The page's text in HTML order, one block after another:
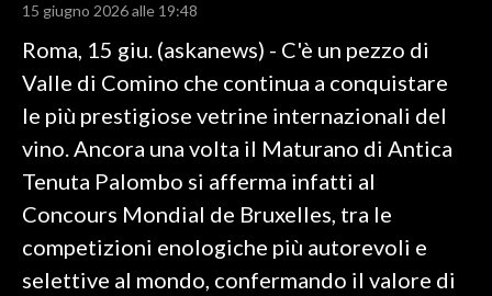
RISULTATI E CLASSIFICHE
CALCIO
CALCIO REGIONALE
BASKET
VOLLEY
MOTORI
TENNIS
ALTRI SPORT
15 giugno 2026 alle 19:48
Roma, 15 giu. (askanews) - C'è un pezzo di
Valle di Comino che continua a conquistare
le più prestigiose vetrine internazionali del
vino. Ancora una volta il Maturano di Antica
Tenuta Palombo si afferma infatti al
Concours Mondial de Bruxelles, tra le
competizioni enologiche più autorevoli e
selettive al mondo, confermando il valore di